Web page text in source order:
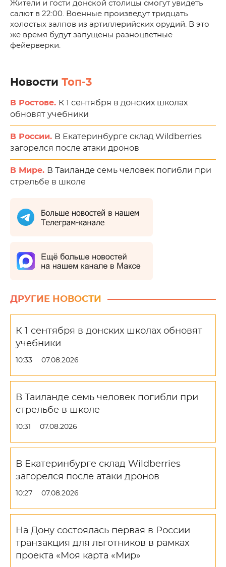
Жители и гости донской столицы смогут увидеть
салют в 22:00. Военные произведут тридцать
холостых залпов из артиллерийских орудий. В это
же время будут запущены разноцветные
фейерверки.
Новости Топ-3
В Ростове. К 1 сентября в донских школах
обновят учебники
В России. В Екатеринбурге склад Wildberries
загорелся после атаки дронов
В Мире. В Таиланде семь человек погибли при
стрельбе в школе
ДРУГИЕ НОВОСТИ
К 1 сентября в донских школах обновят
учебники
10:33 07.08.2026
В Таиланде семь человек погибли при
стрельбе в школе
10:31 07.08.2026
В Екатеринбурге склад Wildberries
загорелся после атаки дронов
10:27 07.08.2026
На Дону состоялась первая в России
транзакция для льготников в рамках
проекта «Моя карта «Мир»